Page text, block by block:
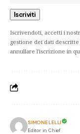
Iscrivendoti, accetti i
gestione dei dati
annullare l'iscrizione in
SIMONE LELLI
Editor in Chief